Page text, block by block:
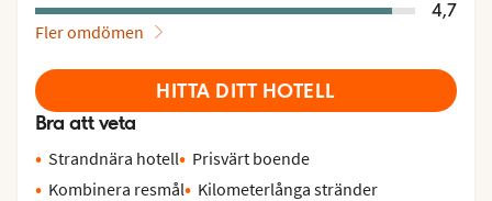
4,7
Fler omdömen
HITTA DITT HOTELL
Bra att veta
Strandnära hotell
Prisvärt boende
Kombinera resmål
Kilometerlånga stränder